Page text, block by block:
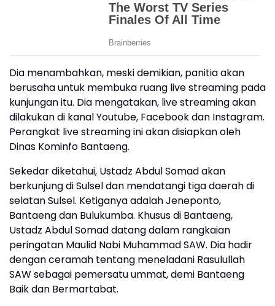
Dia menambahkan, meski demikian, panitia akan
berusaha untuk membuka ruang live streaming pada
kunjungan itu. Dia mengatakan, live streaming akan
dilakukan di kanal Youtube, Facebook dan Instagram.
Perangkat live streaming ini akan disiapkan oleh
Dinas Kominfo Bantaeng.
Sekedar diketahui, Ustadz Abdul Somad akan
berkunjung di Sulsel dan mendatangi tiga daerah di
selatan Sulsel. Ketiganya adalah Jeneponto,
Bantaeng dan Bulukumba. Khusus di Bantaeng,
Ustadz Abdul Somad datang dalam rangkaian
peringatan Maulid Nabi Muhammad SAW. Dia hadir
dengan ceramah tentang meneladani Rasulullah
SAW sebagai pemersatu ummat, demi Bantaeng
Baik dan Bermartabat.